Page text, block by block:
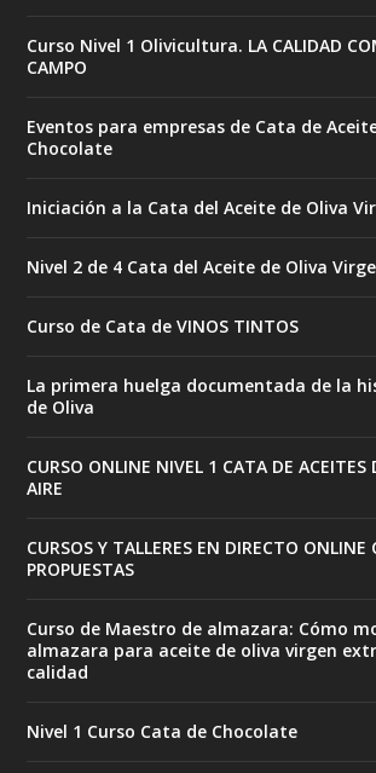
Curso Nivel 1 Olivicultura. LA CALIDAD
CAMPO
Eventos para empresas de Cata de
Chocolate
Iniciación a la Cata del Aceite de Oliva
Nivel 2 de 4 Cata del Aceite de Oliva
Curso de Cata de VINOS TINTOS
La primera huelga documentada de la
de Oliva
CURSO ONLINE NIVEL 1 CATA DE ACEITES
AIRE
CURSOS Y TALLERES EN DIRECTO
PROPUESTAS
Curso de Maestro de almazara: Cómo
almazara para aceite de oliva virgen
calidad
Nivel 1 Curso Cata de Chocolate